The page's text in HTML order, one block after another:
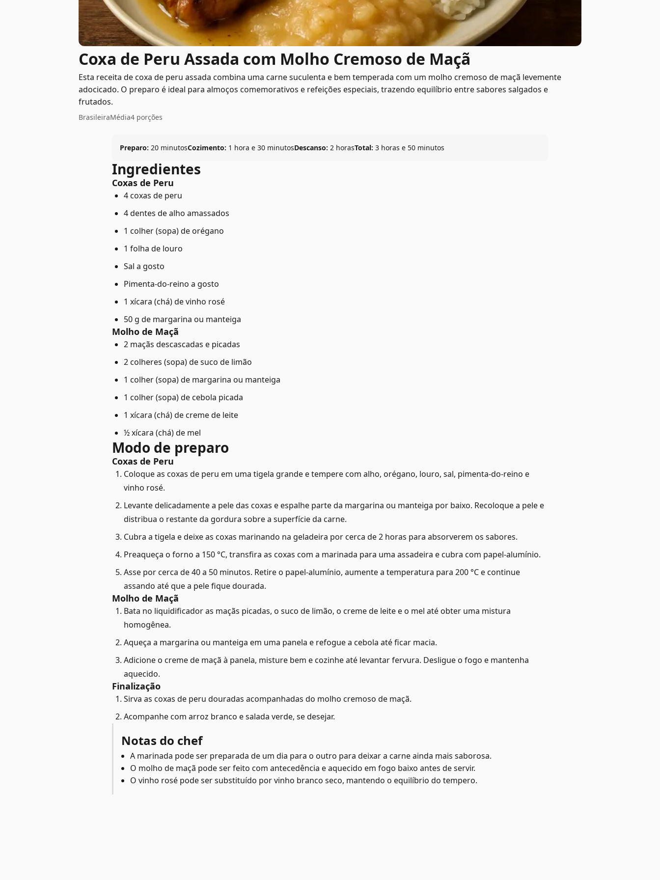
Coxa de Peru Assada com Molho Cremoso de Maçã
Esta receita de coxa de peru assada combina uma carne suculenta e bem temperada com um molho cremoso de maçã levemente
adocicado. O preparo é ideal para almoços comemorativos e refeições especiais, trazendo equilíbrio entre sabores salgados e
frutados.
BrasileiraMédia4 porções
Preparo: 20 minutosCozimento: 1 hora e 30 minutosDescanso: 2 horasTotal: 3 horas e 50 minutos
Ingredientes
Coxas de Peru
4 coxas de peru
4 dentes de alho amassados
1 colher (sopa) de orégano
1 folha de louro
Sal a gosto
Pimenta-do-reino a gosto
1 xícara (chá) de vinho rosé
50 g de margarina ou manteiga
Molho de Maçã
2 maçãs descascadas e picadas
2 colheres (sopa) de suco de limão
1 colher (sopa) de margarina ou manteiga
1 colher (sopa) de cebola picada
1 xícara (chá) de creme de leite
½ xícara (chá) de mel
Modo de preparo
Coxas de Peru
Coloque as coxas de peru em uma tigela grande e tempere com alho, orégano, louro, sal, pimenta-do-reino e
vinho rosé.
Levante delicadamente a pele das coxas e espalhe parte da margarina ou manteiga por baixo. Recoloque a pele e
distribua o restante da gordura sobre a superfície da carne.
Cubra a tigela e deixe as coxas marinando na geladeira por cerca de 2 horas para absorverem os sabores.
Preaqueça o forno a 150 °C, transfira as coxas com a marinada para uma assadeira e cubra com papel-alumínio.
Asse por cerca de 40 a 50 minutos. Retire o papel-alumínio, aumente a temperatura para 200 °C e continue
assando até que a pele fique dourada.
Molho de Maçã
Bata no liquidificador as maçãs picadas, o suco de limão, o creme de leite e o mel até obter uma mistura
homogênea.
Aqueça a margarina ou manteiga em uma panela e refogue a cebola até ficar macia.
Adicione o creme de maçã à panela, misture bem e cozinhe até levantar fervura. Desligue o fogo e mantenha
aquecido.
Finalização
Sirva as coxas de peru douradas acompanhadas do molho cremoso de maçã.
Acompanhe com arroz branco e salada verde, se desejar.
Notas do chef
A marinada pode ser preparada de um dia para o outro para deixar a carne ainda mais saborosa.
O molho de maçã pode ser feito com antecedência e aquecido em fogo baixo antes de servir.
O vinho rosé pode ser substituído por vinho branco seco, mantendo o equilíbrio do tempero.